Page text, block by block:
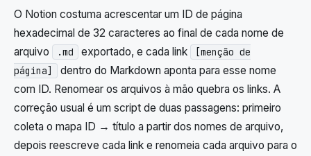
O Notion costuma acrescentar um ID de página
hexadecimal de 32 caracteres ao final de cada nome de
arquivo
.md exportado, e cada link
[menção de
página]
dentro do Markdown aponta para esse nome
com ID. Renomear os arquivos à mão quebra os links. A
correção usual é um script de duas passagens: primeiro
coleta o mapa ID → título a partir dos nomes de arquivo,
depois reescreve cada link e renomeia cada arquivo para o